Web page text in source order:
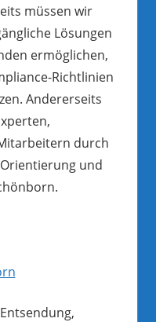
müssen wir
Lösungen
ermöglichen,
Richtlinien
Andererseits
durch
und